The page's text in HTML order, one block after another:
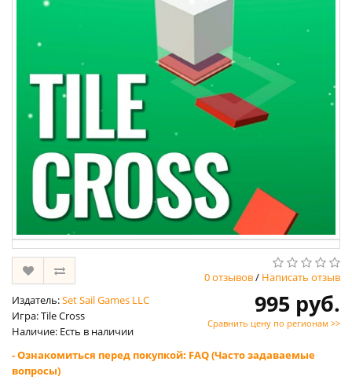
0 отзывов/ Написать отзыв
Издатель:Set Sail Games LLC
Игра: Tile Cross
Наличие: Есть в наличии
995 руб.
Сравнить цену по регионам >>
- Ознакомиться перед покупкой: FAQ (Часто задаваемые
вопросы)